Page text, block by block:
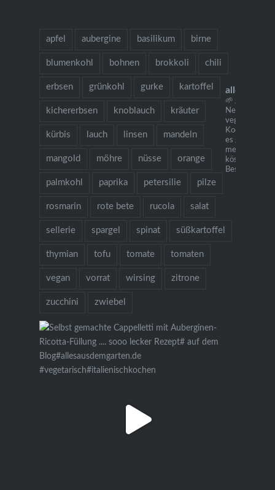
apfel aubergine basilikum birne
blumenkohl bohnen brokkoli chili
erbsen grünkohl gurke kartoffel
kichererbsen knoblauch kräuter
kürbis lauch linsen mandeln
mangold möhre nüsse orange
palmkohl paprika petersilie pilze
rosmarin rote bete rucola salat
sellerie spargel spinat süßkartoffel
thymian tofu tomate tomaten
vegan vorrat wirsing zitrone
zucchini zwiebel
🌱 grow cook
Neu: mein
vegetarisches
Kochbuch
es gibt
mehr als 130
köstlichen
Bestellung